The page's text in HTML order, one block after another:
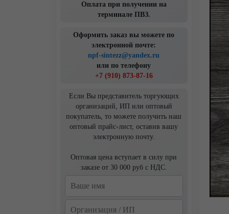
Оплата при получении на
терминале ПВЗ.
Оформить заказ вы можете по
электронной почте:
npf-sintezz@yandex.ru
или по телефону
+7 (910) 873-87-16
Если Вы представитель торгующих
организаций, ИП или оптовый
покупатель, то можете получить наш
оптовый прайс-лист, оставив вашу
электронную почту.
Оптовая цена вступает в силу при
заказе от 30 000 руб с НДС.